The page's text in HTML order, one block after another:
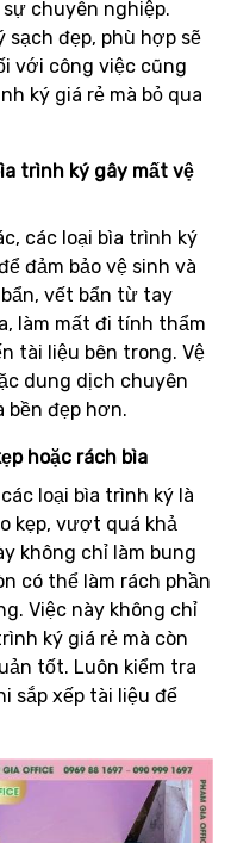
chuyên nghiệp.
sạch đẹp, phù hợp sẽ
với công việc cũng
ký giá rẻ mà bỏ qua
trình ký gây mất vệ
các loại bìa trình ký
đảm bảo vệ sinh và
vết bẩn từ tay
làm mất đi tính thẩm
tài liệu bên trong. Vệ
dung dịch chuyên
bền đẹp hơn.
hoặc rách bìa
loại bìa trình ký là
kẹp, vượt quá khả
không chỉ làm bung
có thể làm rách phần
Việc này không chỉ
ký giá rẻ mà còn
tốt. Luôn kiểm tra
sắp xếp tài liệu để